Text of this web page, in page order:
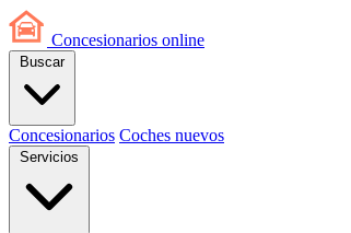
Concesionarios online
Buscar
Concesionarios Coches nuevos
Servicios